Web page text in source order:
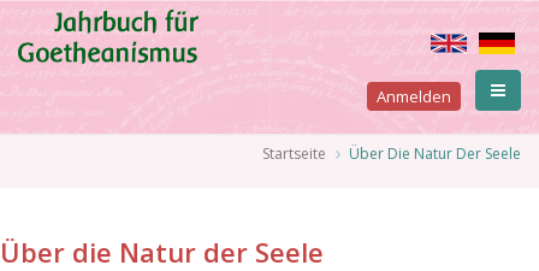
zum
Inhalt
User
account
Anmelden
Startseite Über Die Natur Der Seele
Über die Natur der Seele